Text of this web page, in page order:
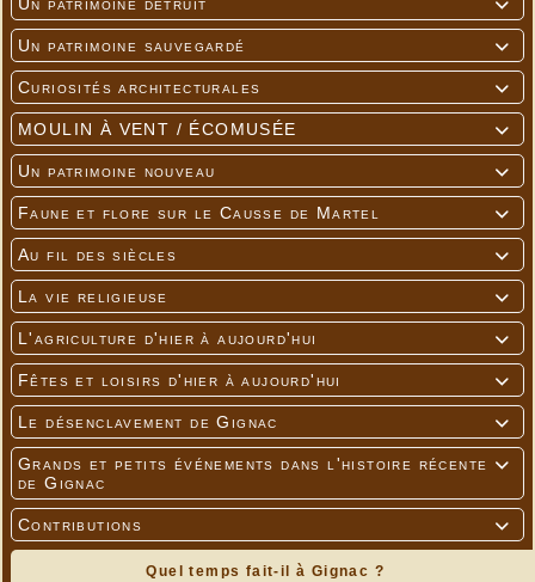


Un patrimoine sauvegardé

Curiosités architecturales

MOULIN À VENT / ÉCOMUSÉE

Un patrimoine nouveau

Faune et flore sur le Causse de Martel

Au fil des siècles

La vie religieuse

L'agriculture d'hier à aujourd'hui

Fêtes et loisirs d'hier à aujourd'hui

Le désenclavement de Gignac

Grands et petits événements dans l'histoire récente
de Gignac

Contributions
Quel temps fait-il à Gignac ?